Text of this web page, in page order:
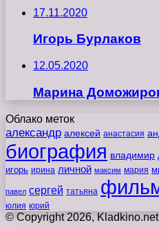
17.11.2020
Игорь Бурлаков
12.05.2020
Марина
Облако меток
александр алексей анастасия
биография владимир
игорь ирина личной максим мария
павел сергей татьяна
юлия юрий
© Copyright 2026, Kladkino.net